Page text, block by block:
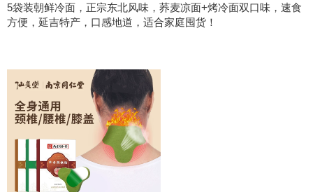
5袋装朝鲜冷面，正宗东北风味，荞麦凉面+烤冷面双口味，速食
方便，延吉特产，口感地道，适合家庭囤货！